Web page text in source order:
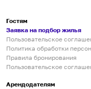
Гостям
Заявка на подбор жилья
Пользовательское
Политика обработки
Правила бронирования
Пользовательское
Арендодателям